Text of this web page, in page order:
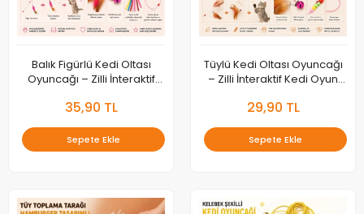
Balık Figürlü Kedi Oltası
Oyuncağı – Zilli İnteraktif
35,90 TL
Sepete Ekle
Tüylü Kedi Oltası Oyuncağı
– Zilli İnteraktif Kedi Oyun
29,90 TL
Sepete Ekle